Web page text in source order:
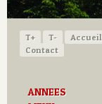
T+ T-
Accueil
Contact
ANNEES